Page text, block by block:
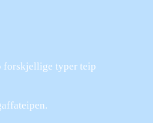
forskjellige typer teip